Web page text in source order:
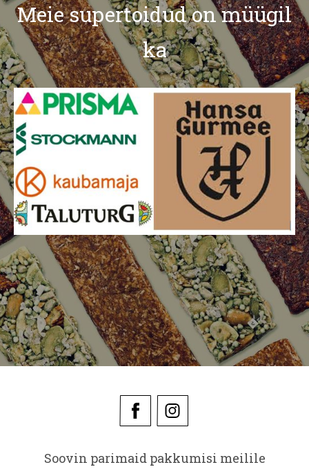
Meie supertoidud on müügil
ka
Soovin parimaid pakkumisi meilile